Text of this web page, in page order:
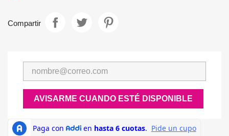
Compartir
AVISARME CUANDO ESTÉ DISPONIBLE